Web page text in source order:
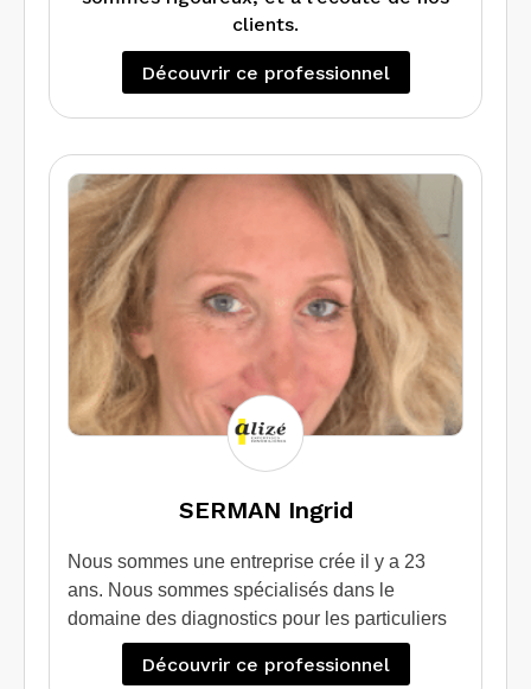
clients.
Découvrir ce professionnel
SERMAN Ingrid
Nous sommes une entreprise crée il y a 23
ans. Nous sommes spécialisés dans le
domaine des diagnostics pour les particuliers
qui souhaitent vendre / louer leur bien.
Egalement nous apportons une expertise et un
Découvrir ce professionnel